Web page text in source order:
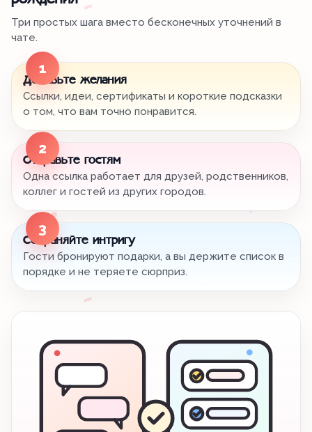
Три простых шага вместо бесконечных уточнений в
чате.
1
Добавьте желания
Ссылки, идеи, сертификаты и короткие подсказки
о том, что вам точно понравится.
2
Отправьте гостям
Одна ссылка работает для друзей, родственников,
коллег и гостей из других городов.
3
Сохраняйте интригу
Гости бронируют подарки, а вы держите список в
порядке и не теряете сюрприз.